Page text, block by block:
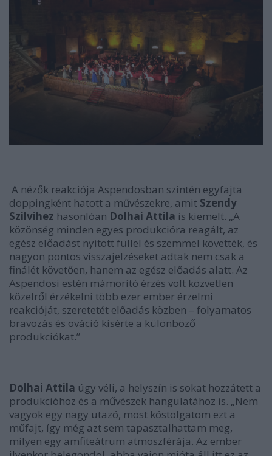
A nézők reakciója Aspendosban szintén egyfajta
doppingként hatott a művészekre, amit Szendy
Szilvihez hasonlóan Dolhai Attila is kiemelt. „A
közönség minden egyes produkcióra reagált, az
egész előadást nyitott füllel és szemmel követték, és
nagyon pontos visszajelzéseket adtak nem csak a
finálét követően, hanem az egész előadás alatt. Az
Aspendosi estén mámorító érzés volt közvetlen
közelről érzékelni több ezer ember érzelmi
reakcióját, szeretetét előadás közben – folyamatos
bravozás és ováció kísérte a különböző
produkciókat.”
Dolhai Attila úgy véli, a helyszín is sokat hozzátett a
produkcióhoz és a művészek hangulatához is. „Nem
vagyok egy nagy utazó, most kóstolgatom ezt a
műfajt, így még azt sem tapasztalhattam meg,
milyen egy amfiteátrum atmoszférája. Az ember